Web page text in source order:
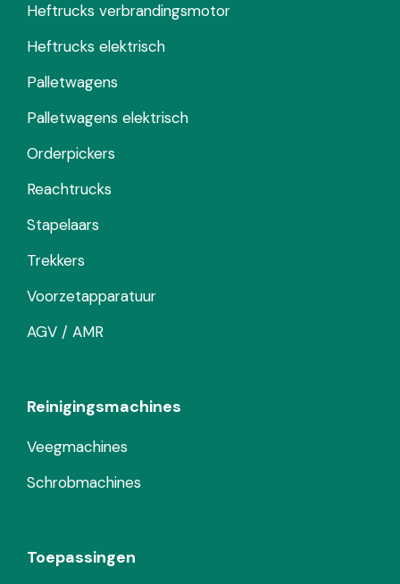
Heftrucks verbrandingsmotor
Heftrucks elektrisch
Palletwagens
Palletwagens elektrisch
Orderpickers
Reachtrucks
Stapelaars
Trekkers
Voorzetapparatuur
AGV / AMR
Reinigingsmachines
Veegmachines
Schrobmachines
Toepassingen